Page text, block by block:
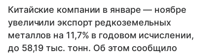
Китайские компании в январе — ноябре
увеличили экспорт редкоземельных
металлов на 11,7% в годовом исчислении,
до 58,19 тыс. тонн. Об этом сообщило